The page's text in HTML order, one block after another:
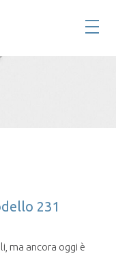
231
ma ancora oggi è